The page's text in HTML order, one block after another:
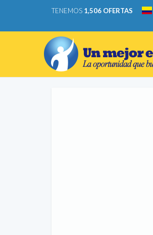
TENEMOS 1,506 OFERTAS